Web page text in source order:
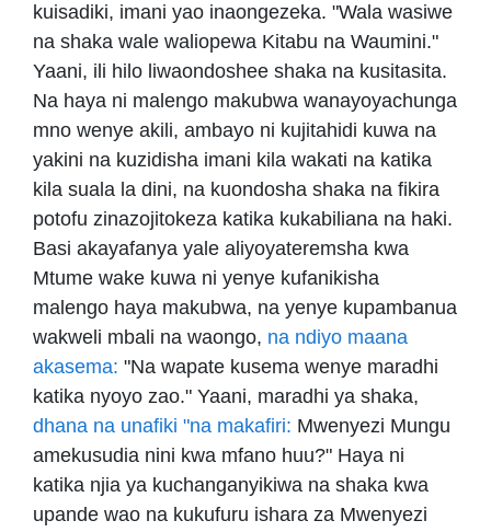
kuisadiki, imani yao inaongezeka. "Wala wasiwe
na shaka wale waliopewa Kitabu na Waumini."
Yaani, ili hilo liwaondoshee shaka na kusitasita.
Na haya ni malengo makubwa wanayoyachunga
mno wenye akili, ambayo ni kujitahidi kuwa na
yakini na kuzidisha imani kila wakati na katika
kila suala la dini, na kuondosha shaka na fikira
potofu zinazojitokeza katika kukabiliana na haki.
Basi akayafanya yale aliyoyateremsha kwa
Mtume wake kuwa ni yenye kufanikisha
malengo haya makubwa, na yenye kupambanua
wakweli mbali na waongo, na ndiyo maana
akasema: "Na wapate kusema wenye maradhi
katika nyoyo zao." Yaani, maradhi ya shaka,
dhana na unafiki "na makafiri: Mwenyezi Mungu
amekusudia nini kwa mfano huu?" Haya ni
katika njia ya kuchanganyikiwa na shaka kwa
upande wao na kukufuru ishara za Mwenyezi